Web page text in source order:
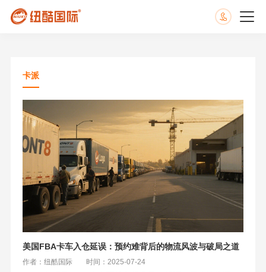
卡派
美国FBA卡车入仓延误：预约难背后的物流风波与破局之道
作者：纽酷国际 时间：2025-07-24